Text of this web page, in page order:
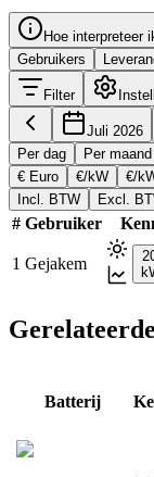
Hoe interpreteer
Gebruikers
Filter
Juli 2026
Per dag
Per maand
€ Euro
€/kW
€/
Incl. BTW
Excl.
# Gebruiker
1 Gejakem
Batterij